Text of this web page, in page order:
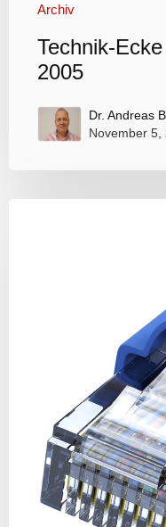
Archiv
Technik-
2005
Dr. Andreas
November 5,